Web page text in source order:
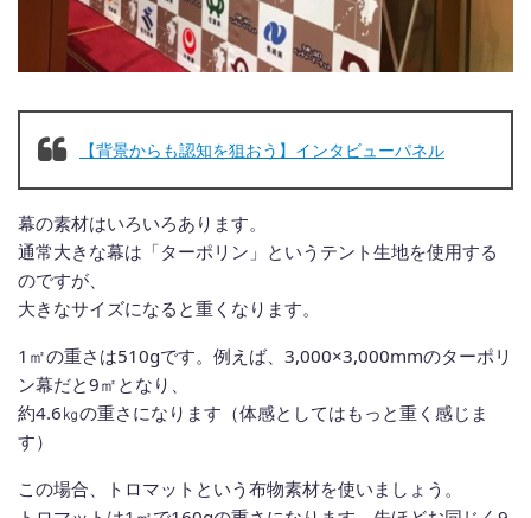
【背景からも認知を狙おう】インタビューパネル
幕の素材はいろいろあります。
通常大きな幕は「ターポリン」というテント生地を使用する
のですが、
大きなサイズになると重くなります。
1㎡の重さは510gです。例えば、3,000×3,000mmのターポリ
ン幕だと9㎡となり、
約4.6㎏の重さになります（体感としてはもっと重く感じま
す）
この場合、トロマットという布物素材を使いましょう。